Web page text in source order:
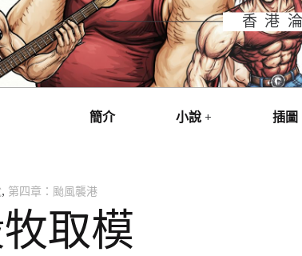
香港
簡介 小說 插圖
, 第四章：颱風襲港
取模